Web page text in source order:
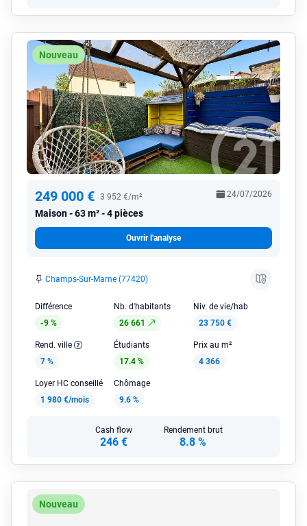
Nouveau
249 000 € 3 952 €/m²
Maison 63 m² - 4 pièces
24/07/2026
Ouvrir l'analyse
Champs-Sur-Marne (77420)
Différence
-9 %
Nb. d'habitants
26 661
Niv. de vie/hab
23 750 €
Rend. ville
7 %
Étudiants
17.4 %
Prix au m²
4 366
Loyer HC conseillé
1 980 €/mois
Chômage
9.6 %
Cash flow
246 €
Rendement brut
8.8 %
Nouveau